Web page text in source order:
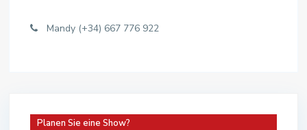
Mandy (+34) 667 776 922
Planen Sie eine Show?